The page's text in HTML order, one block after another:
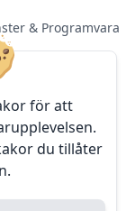
för att
du tillåter
& Programvara
& Public Display